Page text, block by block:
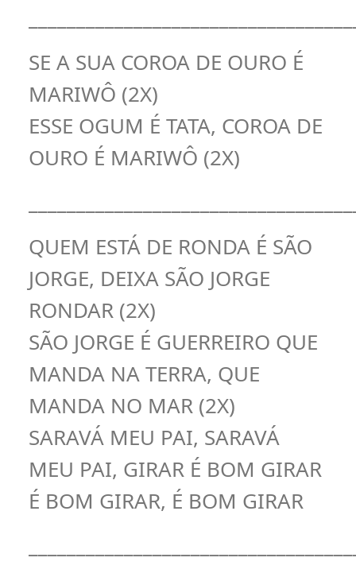
SE A SUA COROA DE OURO É
MARIWÔ (2X)
ESSE OGUM É TATA, COROA DE
OURO É MARIWÔ (2X)
QUEM ESTÁ DE RONDA É SÃO
JORGE, DEIXA SÃO JORGE
RONDAR (2X)
SÃO JORGE É GUERREIRO QUE
MANDA NA TERRA, QUE
MANDA NO MAR (2X)
SARAVÁ MEU PAI, SARAVÁ
MEU PAI, GIRAR É BOM GIRAR
É BOM GIRAR, É BOM GIRAR